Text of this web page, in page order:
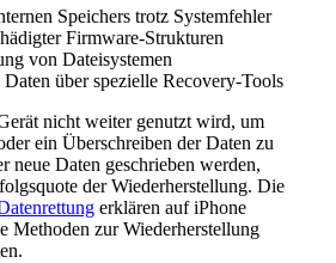
Speichers trotz Systemfehler
Firmware-Strukturen
von Dateisystemen
über spezielle Recovery-Tools
nicht weiter genutzt wird, um
ein Überschreiben der Daten zu
neue Daten geschrieben werden,
der Wiederherstellung. Die
erklären auf iPhone
Methoden zur Wiederherstellung